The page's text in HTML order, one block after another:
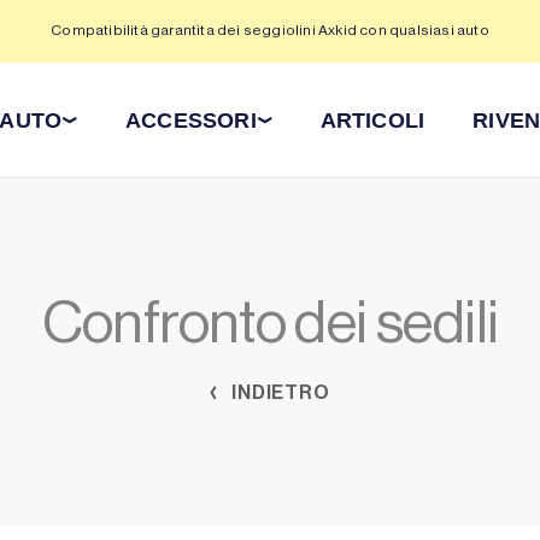
Compatibilità garantita dei seggiolini Axkid con qualsiasi auto
ACCESSORI ARTICOLI
Confronto dei sedili
INDIETRO